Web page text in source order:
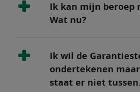
Ik kan mijn beroep
Wat nu?
Ik wil de
ondertekenen
staat er niet tussen.